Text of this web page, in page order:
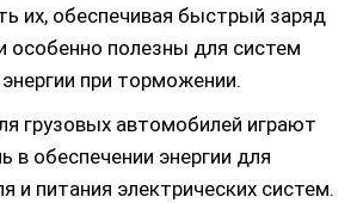
их, обеспечивая быстрый заряд
особенно полезны для систем
при торможении.
грузовых автомобилей играют
в обеспечении энергии для
и питания электрических систем.